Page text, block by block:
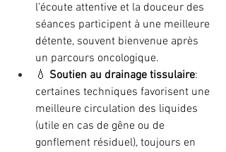
l’écoute attentive et la douceur des
séances participent à une meilleure
détente, souvent bienvenue après
un parcours oncologique.
💧 Soutien au drainage tissulaire:
certaines techniques favorisent une
meilleure circulation des liquides
(utile en cas de gêne ou de
gonflement résiduel), toujours en